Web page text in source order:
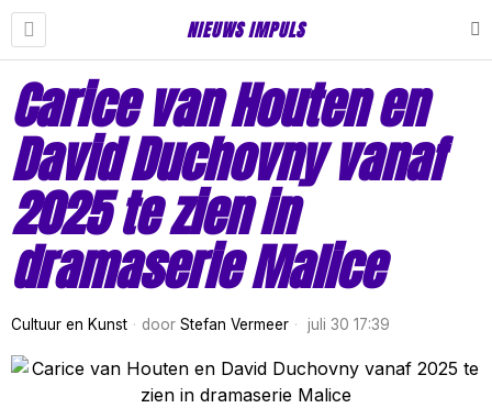
NIEUWS IMPULS
Carice van Houten en
David Duchovny vanaf
2025 te zien in
dramaserie Malice
Cultuur en Kunst door Stefan Vermeer juli 30 17:39